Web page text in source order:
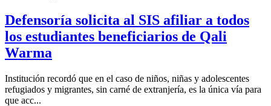
Defensoría solicita al SIS afiliar a todos
los estudiantes beneficiarios de Qali
Warma
Institución recordó que en el caso de niños, niñas y adolescentes
refugiados y migrantes, sin carné de extranjería, es la única vía para
que acc...